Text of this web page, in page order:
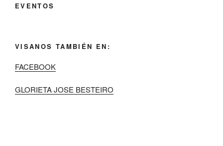
EVENTOS
VISANOS TAMBIÉN EN:
FACEBOOK
GLORIETA JOSE BESTEIRO